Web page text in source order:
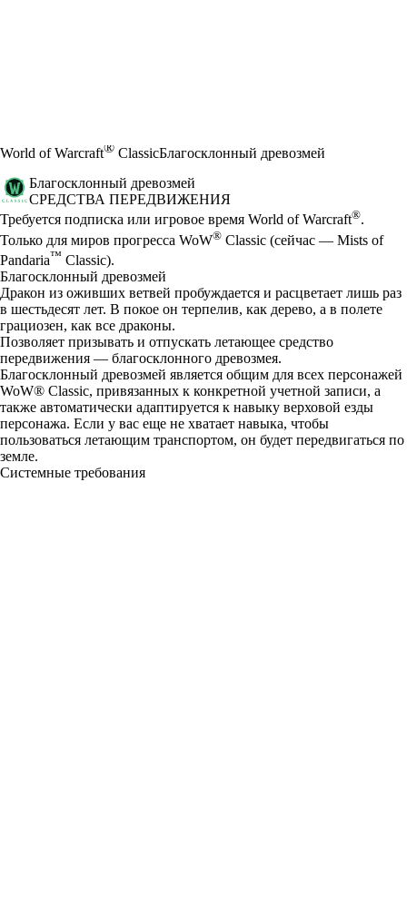
World of Warcraft® ClassicБлагосклонный древозмей
Благосклонный древозмей
СРЕДСТВА ПЕРЕДВИЖЕНИЯ
Цена
Available actions
Требуется подписка или игровое время World of Warcraft®.
Только для миров прогресса WoW® Classic (сейчас — Mists of
Pandaria™ Classic).
Благосклонный древозмей
Дракон из оживших ветвей пробуждается и расцветает лишь раз
в шестьдесят лет. В покое он терпелив, как дерево, а в полете
грациозен, как все драконы.
Позволяет призывать и отпускать летающее средство
передвижения — благосклонного древозмея.
Благосклонный древозмей является общим для всех персонажей
WoW® Classic, привязанных к конкретной учетной записи, а
также автоматически адаптируется к навыку верховой езды
персонажа. Если у вас еще не хватает навыка, чтобы
пользоваться летающим транспортом, он будет передвигаться по
земле.
Системные требования